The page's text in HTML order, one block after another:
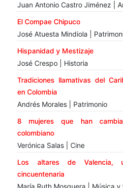
Juan Antonio Castro Jiménez |
El Compae Chipuco
José Atuesta Mindiola |
Hispanidad y Mestizaje
José Crespo | Historia
Tradiciones llamativas del
en Colombia
Andrés Morales | Patrimonio
8 mujeres que han
colombiano
Verónica Salas | Cine
Los altares de Valencia,
cincuentenaria
María Ruth Mosquera | Música y